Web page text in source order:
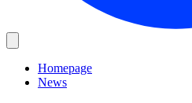
Homepage
News